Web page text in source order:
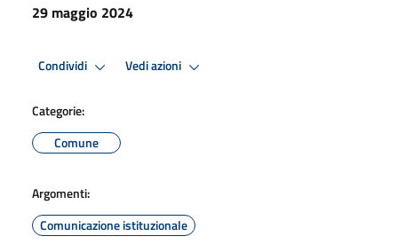
29 maggio 2024
Condividi Vedi azioni
Categorie:
Comune
Argomenti:
Comunicazione istituzionale